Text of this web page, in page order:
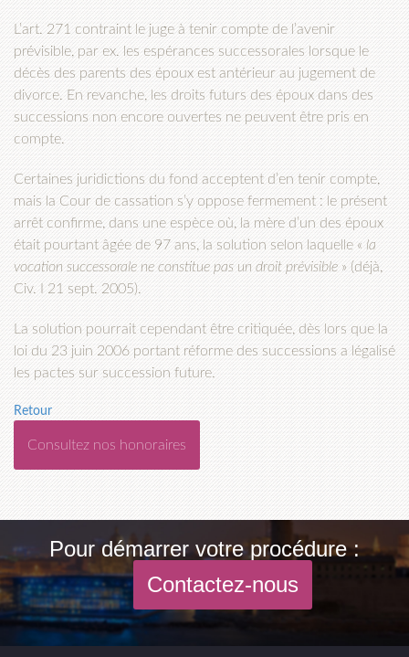
L’art. 271 contraint le juge à tenir compte de l’avenir
prévisible, par ex. les espérances successorales lorsque le
décès des parents des époux est antérieur au jugement de
divorce. En revanche, les droits futurs des époux dans des
successions non encore ouvertes ne peuvent être pris en
compte.
Certaines juridictions du fond acceptent d’en tenir compte,
mais la Cour de cassation s’y oppose fermement : le présent
arrêt confirme, dans une espèce où, la mère d’un des époux
était pourtant âgée de 97 ans, la solution selon laquelle « la
vocation successorale ne constitue pas un droit prévisible » (déjà,
Civ. I 21 sept. 2005).
La solution pourrait cependant être critiquée, dès lors que la
loi du 23 juin 2006 portant réforme des successions a légalisé
les pactes sur succession future.
Retour
Consultez nos honoraires
Pour démarrer votre procédure :
Contactez-nous